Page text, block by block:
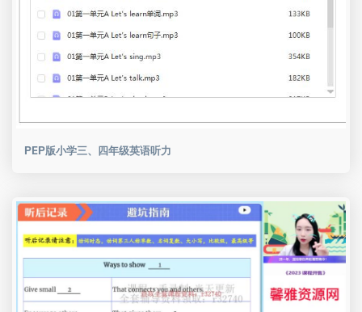
PEP版小学三、四年级英语听力